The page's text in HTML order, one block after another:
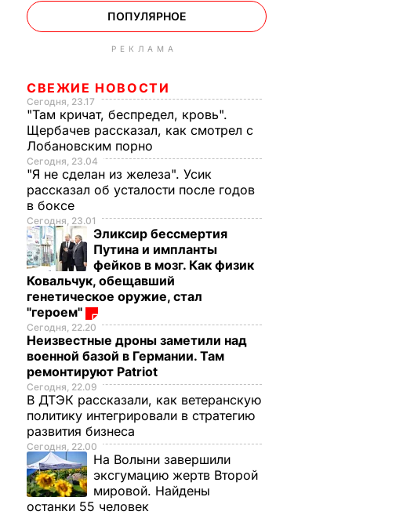
ПОПУЛЯРНОЕ
РЕКЛАМА
СВЕЖИЕ НОВОСТИ
Сегодня, 23.17
"Там кричат, беспредел, кровь".
Щербачев рассказал, как смотрел с
Лобановским порно
Сегодня, 23.04
"Я не сделан из железа". Усик
рассказал об усталости после годов
в боксе
Сегодня, 23.01
Эликсир бессмертия
Путина и импланты
фейков в мозг. Как физик
Ковальчук, обещавший
генетическое оружие, стал
"героем"
Сегодня, 22.20
Неизвестные дроны заметили над
военной базой в Германии. Там
ремонтируют Patriot
Сегодня, 22.09
В ДТЭК рассказали, как ветеранскую
политику интегрировали в стратегию
развития бизнеса
Сегодня, 22.00
На Волыни завершили
эксгумацию жертв Второй
мировой. Найдены
останки 55 человек